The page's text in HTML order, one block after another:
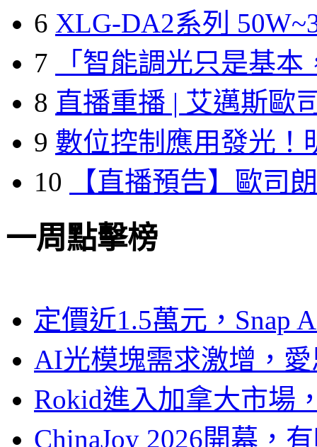
6 XLG-DA2系列
7
「智能調光只是基本
8 直播重播 | 艾邁斯歐
9 數位控制應用發光！
10
【直播預告】歐司
一周點擊榜
定價近1.5萬元，Snap
AI光模塊需求激增，
Rokid進入加拿大市場
ChinaJoy 2026開幕，